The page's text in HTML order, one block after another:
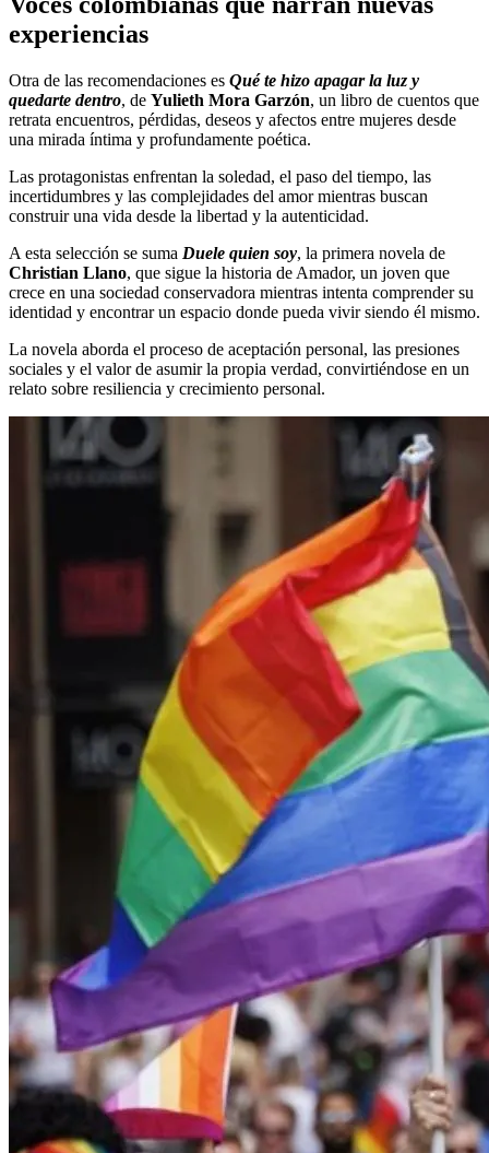
experiencias
Otra de las recomendaciones es Qué te hizo apagar la luz y
quedarte dentro, de Yulieth Mora Garzón, un libro de cuentos que
retrata encuentros, pérdidas, deseos y afectos entre mujeres desde
una mirada íntima y profundamente poética.
Las protagonistas enfrentan la soledad, el paso del tiempo, las
incertidumbres y las complejidades del amor mientras buscan
construir una vida desde la libertad y la autenticidad.
A esta selección se suma Duele quien soy, la primera novela de
Christian Llano, que sigue la historia de Amador, un joven que
crece en una sociedad conservadora mientras intenta comprender su
identidad y encontrar un espacio donde pueda vivir siendo él mismo.
La novela aborda el proceso de aceptación personal, las presiones
sociales y el valor de asumir la propia verdad, convirtiéndose en un
relato sobre resiliencia y crecimiento personal.